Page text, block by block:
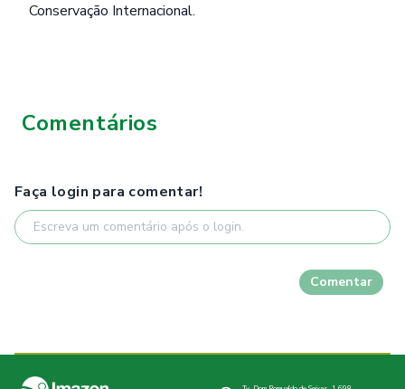
Conservação Internacional.
Comentários
Faça login para comentar!
Comentar